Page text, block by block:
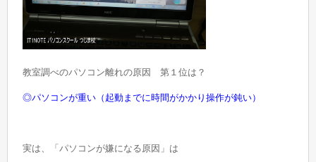
教室調べのパソコン離れの原因 第１位は？
◎パソコンが重い（起動までに時間がかかり操作が鈍い）
実は、「パソコンが嫌になる原因」は